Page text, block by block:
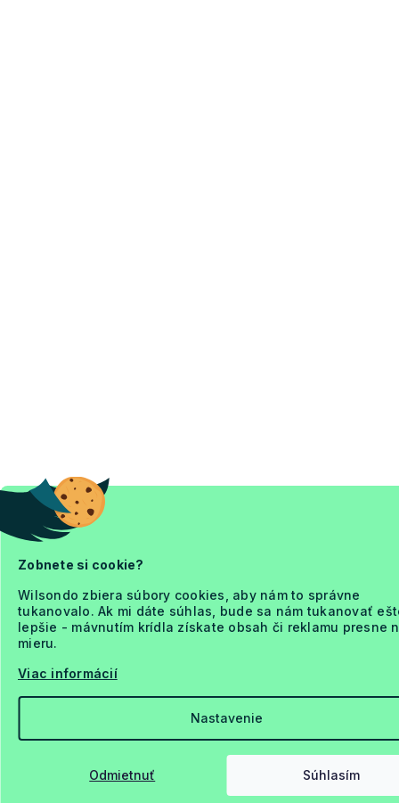
Zobnete si cookie?
Wilsondo zbiera súbory cookies, aby nám to správne
tukanovalo. Ak mi dáte súhlas, bude sa nám tukanovať
lepšie - mávnutím krídla získate obsah či reklamu presne
mieru.
Viac informácií
Nastavenie
Odmietnuť Súhlasím